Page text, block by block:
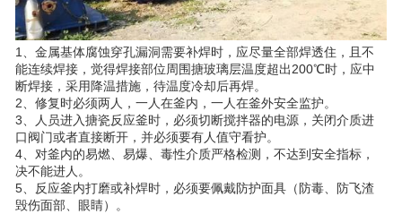
1、金属基体腐蚀穿孔漏洞需要补焊时，应尽量全部焊透住，且不
能连续焊接，觉得焊接部位周围搪玻璃层温度超出200℃时，应中
断焊接，采用降温措施，待温度冷却后再焊。
2、修复时必须两人，一人在釜内，一人在釜外安全监护。
3、人员进入搪瓷反应釜时，必须切断搅拌器的电源，关闭介质进
口阀门或者直接断开，并必须要有人值守看护。
4、对釜内的易燃、易爆、毒性介质严格检测，不达到安全指标，
决不能进人。
5、反应釜内打磨或补焊时，必须要佩戴防护面具（防毒、防飞渣
毁伤面部、眼睛）。